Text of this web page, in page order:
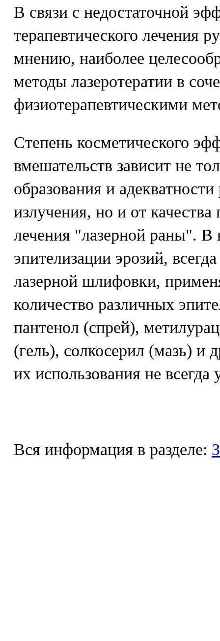
В связи с недостаточной
терапевтического лечения
мнению, наиболее
методы лазеротератии в
физиотерапевтическими
Степень косметического
вмешательств зависит не
образования и
излучения, но и от
лечения "лазерной раны". В
эпителизации эрозий,
лазерной шлифовки,
количество различных
пантенол (спрей),
(гель), солкосерил (мазь) и
их использования не всегда
Вся информация в разделе: